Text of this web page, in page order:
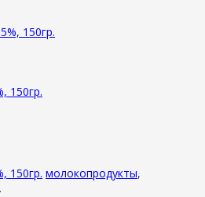
150гр.
150гр. молокопродукты,
.